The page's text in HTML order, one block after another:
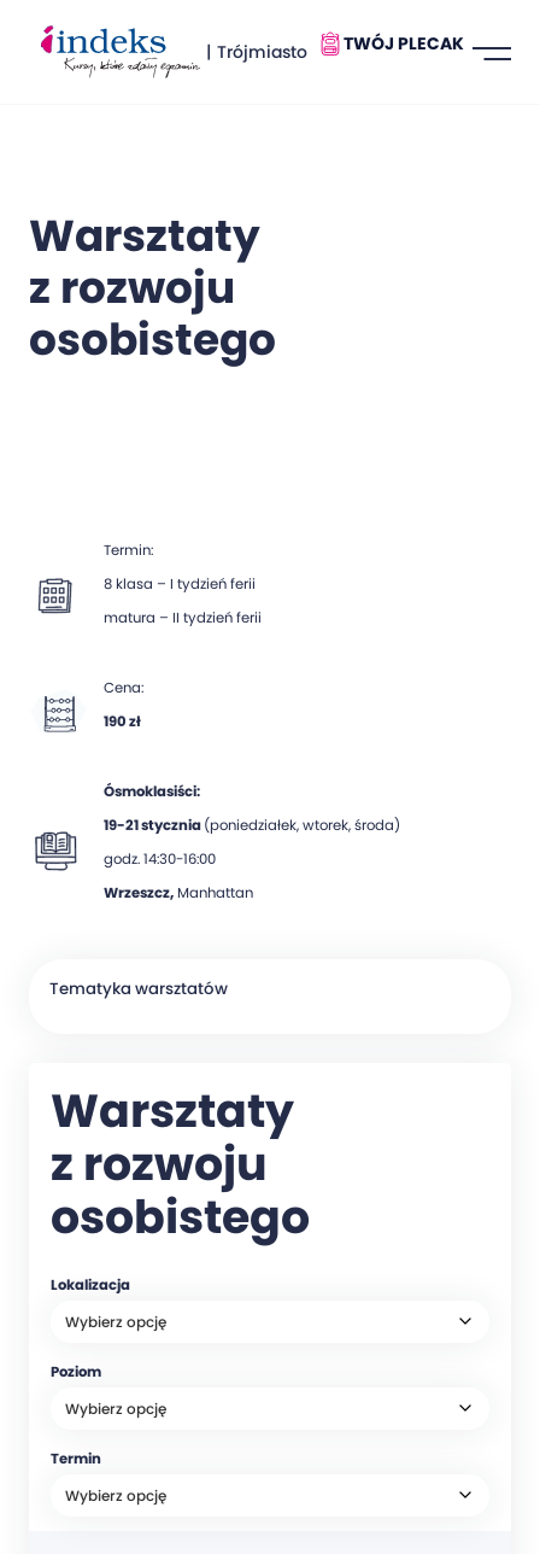
| Trójmiasto TWÓJ PLECAK
Warsztaty
z rozwoju
osobistego
Termin:
8 klasa – I tydzień ferii
matura – II tydzień ferii
Cena:
190 zł
Ósmoklasiści:
19-21 stycznia(poniedziałek, wtorek, środa)
godz. 14:30-16:00
Wrzeszcz,Manhattan
Tematyka warsztatów
Warsztaty
z rozwoju
osobistego
Lokalizacja
Poziom
Termin